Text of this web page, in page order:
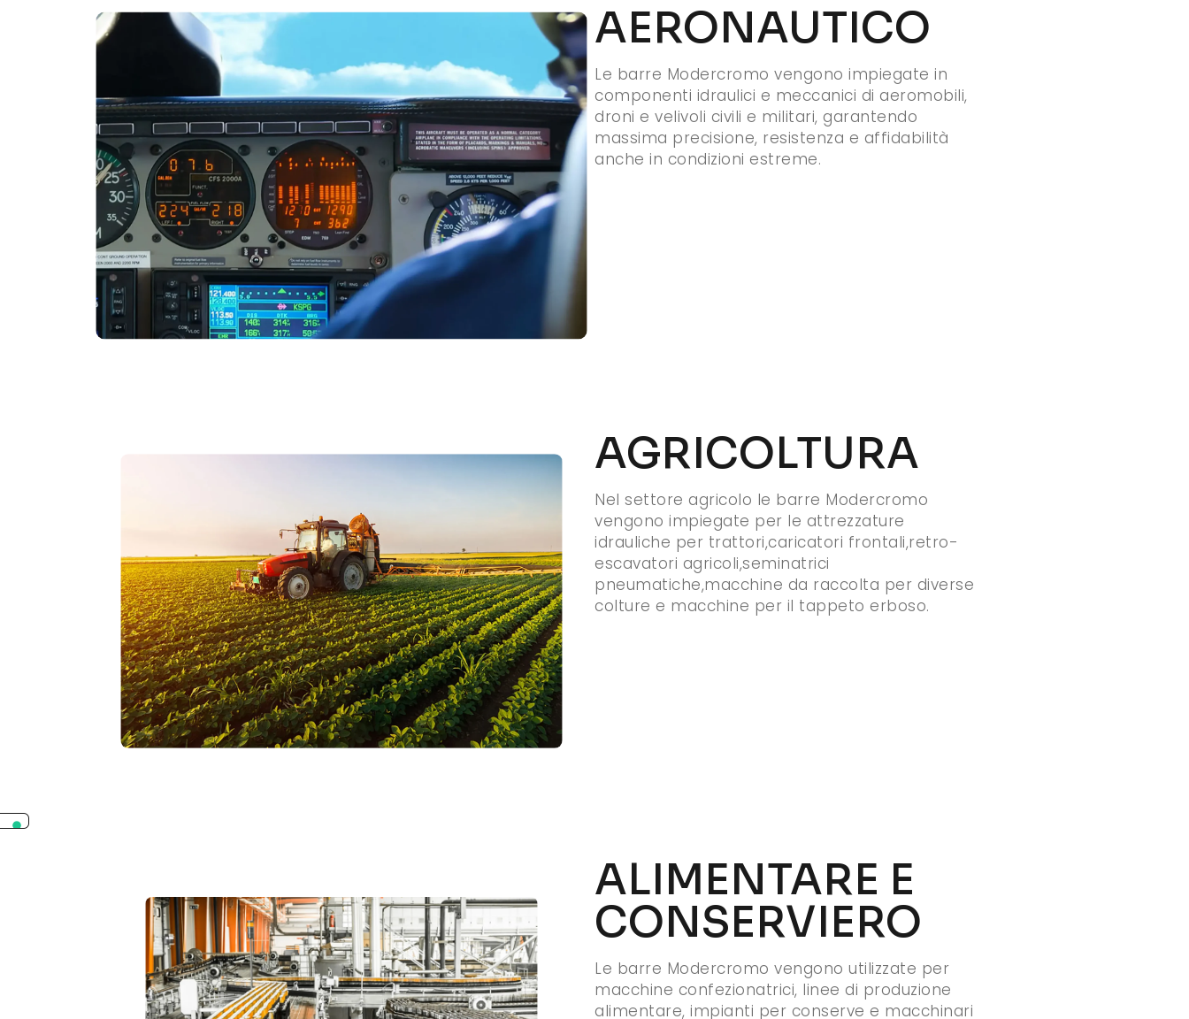
AERONAUTICO
Le barre Modercromo vengono impiegate in
componenti idraulici e meccanici di aeromobili,
droni e velivoli civili e militari, garantendo
massima precisione, resistenza e affidabilità
anche in condizioni estreme.
AGRICOLTURA
Nel settore agricolo le barre Modercromo
vengono impiegate per le attrezzature
idrauliche per trattori,caricatori frontali,retro-
escavatori agricoli,seminatrici
pneumatiche,macchine da raccolta per diverse
colture e macchine per il tappeto erboso.
ALIMENTARE E
CONSERVIERO
Le barre Modercromo vengono utilizzate per
macchine confezionatrici, linee di produzione
alimentare, impianti per conserve e macchinari